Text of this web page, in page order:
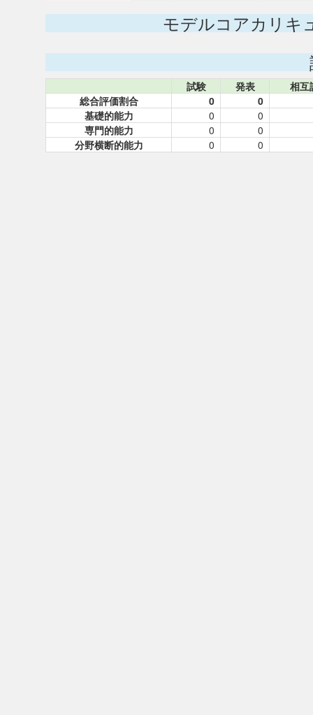
モデルコアカリキ
試験 発表
相互
総合評価割合
0
0
基礎的能力
0
0
専門的能力
0
0
分野横断的能力
0 0